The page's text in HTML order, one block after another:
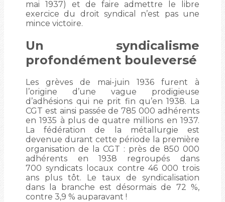
mai 1937) et de faire admettre le libre
exercice du droit syndical n’est pas une
mince victoire.
Un syndicalisme
profondément bouleversé
Les grèves de mai-juin 1936 furent à
l’origine d’une vague prodigieuse
d’adhésions qui ne prit fin qu’en 1938. La
CGT est ainsi passée de 785 000 adhérents
en 1935 à plus de quatre millions en 1937.
La fédération de la métallurgie est
devenue durant cette période la première
organisation de la CGT : près de 850 000
adhérents en 1938 regroupés dans
700 syndicats locaux contre 46 000 trois
ans plus tôt. Le taux de syndicalisation
dans la branche est désormais de 72 %,
contre 3,9 % auparavant !